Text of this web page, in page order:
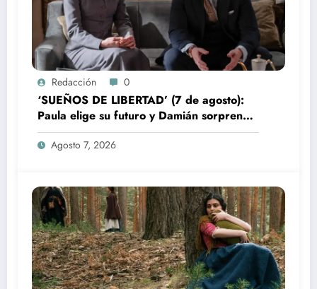
Redacción 0
‘SUEÑOS DE LIBERTAD’ (7 de agosto):
Paula elige su futuro y Damián sorprende
a Bianca
Agosto 7, 2026